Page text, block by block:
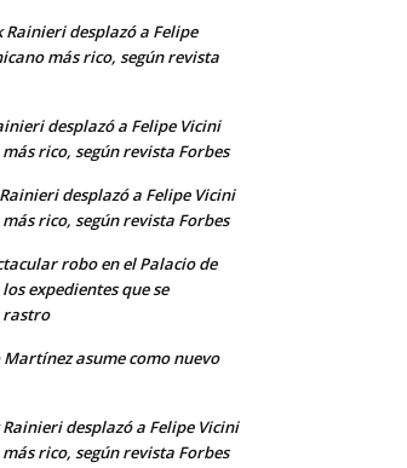
Rainieri desplazó a Felipe
más rico, según revista
desplazó a Felipe Vicini
rico, según revista Forbes
desplazó a Felipe Vicini
rico, según revista Forbes
robo en el Palacio de
expedientes que se
rastro
Martínez asume como nuevo
desplazó a Felipe Vicini
rico, según revista Forbes